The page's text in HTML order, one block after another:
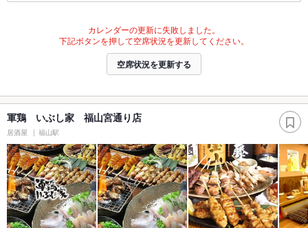
カレンダーの更新に失敗しました。
下記ボタンを押して空席状況を更新してください。
空席状況を更新する
軍鶏 いぶし家 福山宮通り店
居酒屋 福山駅